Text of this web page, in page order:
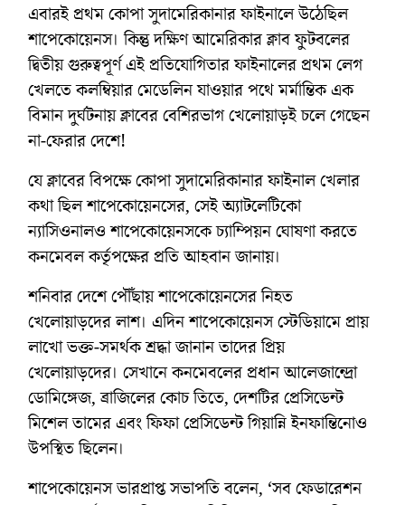
এবারই প্রথম কোপা সুদামেরিকানার ফাইনালে উঠেছিল
শাপেকোয়েনস। কিন্তু দক্ষিণ আমেরিকার ক্লাব ফুটবলের
দ্বিতীয় গুরুত্বপূর্ণ এই প্রতিযোগিতার ফাইনালের প্রথম লেগ
খেলতে কলম্বিয়ার মেডেলিন যাওয়ার পথে মর্মান্তিক এক
বিমান দুর্ঘটনায় ক্লাবের বেশিরভাগ খেলোয়াড়ই চলে গেছেন
না-ফেরার দেশে!
যে ক্লাবের বিপক্ষে কোপা সুদামেরিকানার ফাইনাল খেলার
কথা ছিল শাপেকোয়েনসের, সেই অ্যাটলেটিকো
ন্যাসিওনালও শাপেকোয়েনসকে চ্যাম্পিয়ন ঘোষণা করতে
কনমেবল কর্তৃপক্ষের প্রতি আহবান জানায়।
শনিবার দেশে পৌঁছায় শাপেকোয়েনসের নিহত
খেলোয়াড়দের লাশ। এদিন শাপেকোয়েনস স্টেডিয়ামে প্রায়
লাখো ভক্ত-সমর্থক শ্রদ্ধা জানান তাদের প্রিয়
খেলোয়াড়দের। সেখানে কনমেবলের প্রধান আলেজান্দ্রো
ডোমিঙ্গেজ, ব্রাজিলের কোচ তিতে, দেশটির প্রেসিডেন্ট
মিশেল তামের এবং ফিফা প্রেসিডেন্ট গিয়ান্নি ইনফান্তিনোও
উপস্থিত ছিলেন।
শাপেকোয়েনস ভারপ্রাপ্ত সভাপতি বলেন, ‘সব ফেডারেশন